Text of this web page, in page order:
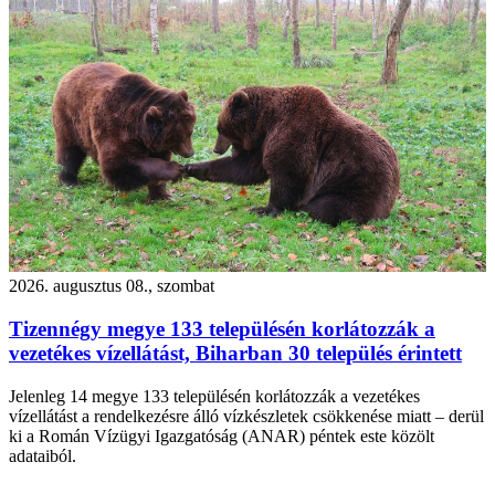
2026. augusztus 08., szombat
Tizennégy megye 133 településén korlátozzák a
vezetékes vízellátást, Biharban 30 település érintett
Jelenleg 14 megye 133 településén korlátozzák a vezetékes
vízellátást a rendelkezésre álló vízkészletek csökkenése miatt – derül
ki a Román Vízügyi Igazgatóság (ANAR) péntek este közölt
adataiból.